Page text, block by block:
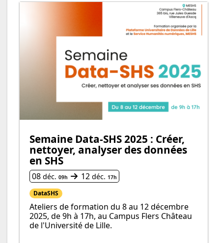
Semaine Data-SHS 2025 : Créer,
nettoyer, analyser des données
en SHS
Du
08 déc. 09h
au 12déc. 17h
DataSHS
Ateliers de formation du 8 au 12 décembre
2025, de 9h à 17h, au Campus Flers Château
de l'Université de Lille.